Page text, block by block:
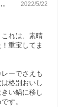
て使えませんでした… 2022/5/22
れは、素晴
重宝してま
ーでさえも
格別おいし
い鍋に移し
す。